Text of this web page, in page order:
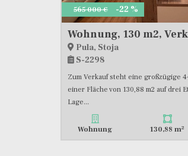
565 000 € -22 %
Pula, Stoja
S-2298
Zum Verkauf steht eine großzügige
einer Fläche von 130,88 m2 auf drei
Lage...
Wohnung 130,88 m2